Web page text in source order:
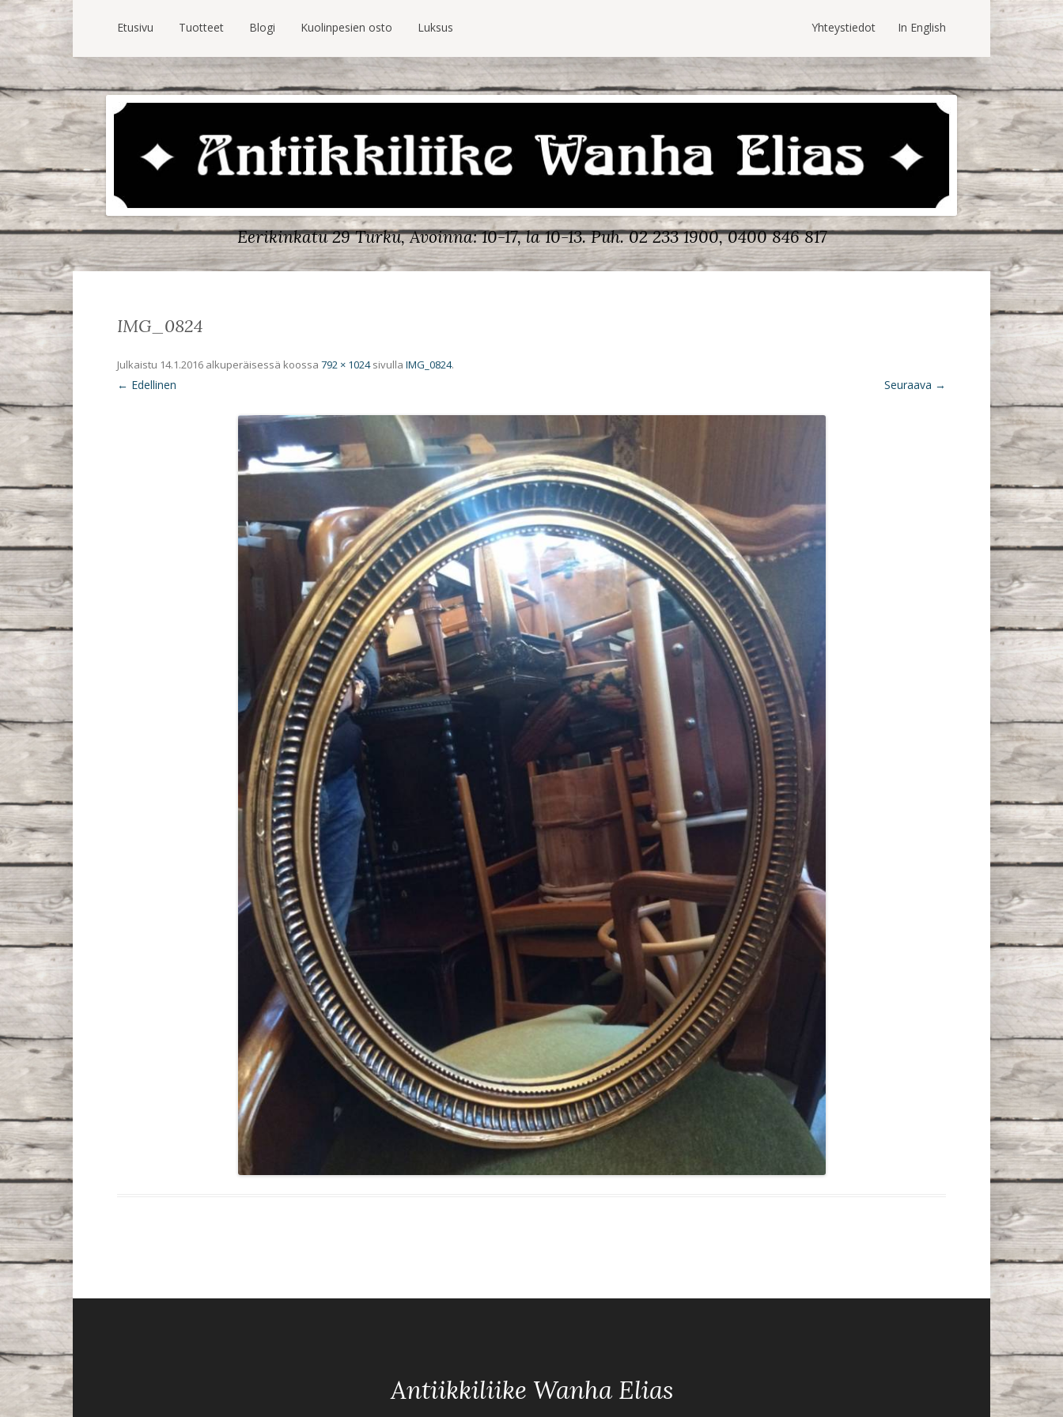
Etusivu Tuotteet Blogi Kuolinpesien osto Luksus In English
Yhteystiedot
Eerikinkatu 29 Turku, Avoinna: 10-17, la 10-13.Puh. 02 233 1900, 0400 846 817
IMG_0824
Julkaistu 14.1.2016 alkuperäisessä koossa 792 × 1024sivulla IMG_0824.
← Edellinen Seuraava →
Antiikkiliike Wanha Elias